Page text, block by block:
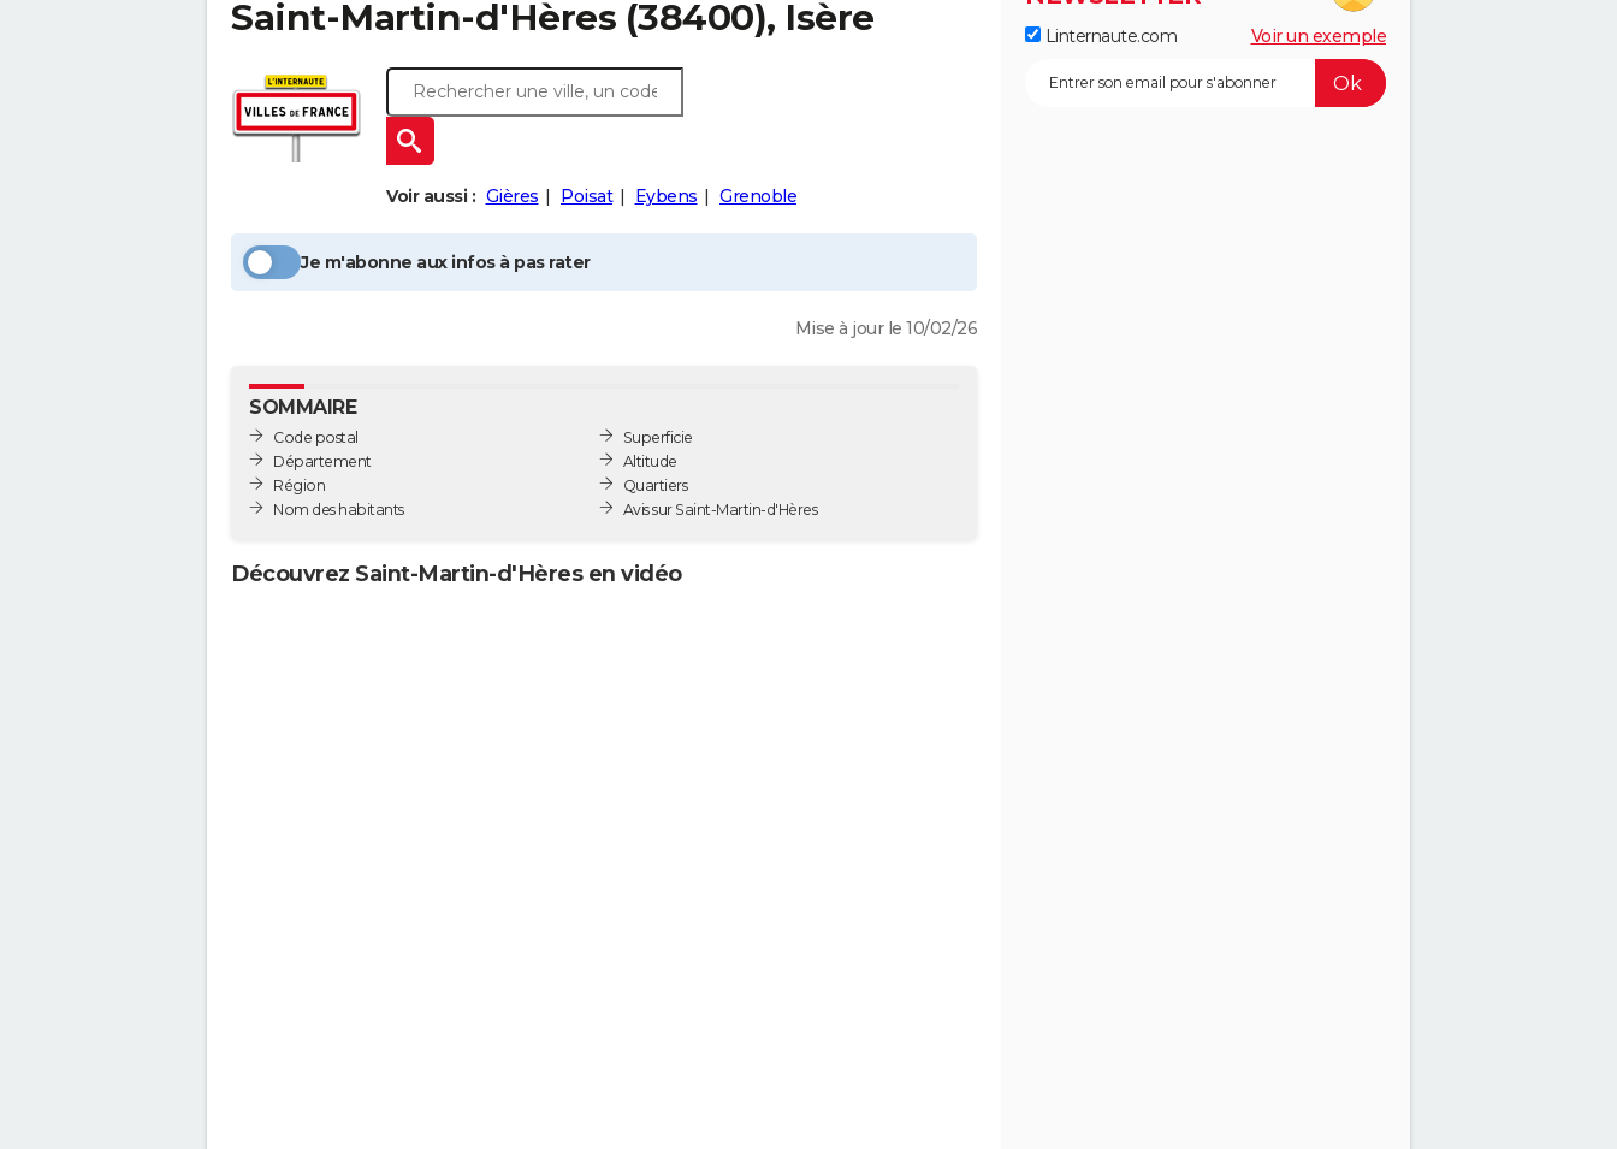
Saint-Martin-d'Hères (38400), Isère
Voir aussi : Gières Poisat Eybens Grenoble
Je m'abonne aux infos à pas rater
Mise à jour le 10/02/26
SOMMAIRE
Code postal
Département
Région
Nom des habitants
Superficie
Altitude
Quartiers
Avis sur Saint-Martin-d'Hères
Découvrez Saint-Martin-d'Hères en vidéo
Linternaute.com Voir un exemple